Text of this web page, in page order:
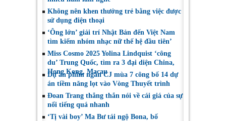
Không nên khen thưởng trẻ bằng việc được
sử dụng điện thoại
‘Ông lớn’ giải trí Nhật Bản đến Việt Nam
tìm kiếm nhóm nhạc nữ thế hệ đầu tiên’
Miss Cosmo 2025 Yolina Lindquist ‘công
du’ Trung Quốc, tìm ra 3 đại diện China,
Hong Kong, Macau
Dự án phim ngắn CJ mùa 7 công bố 14 dự
án tiềm năng lọt vào Vòng Thuyết trình
Đoan Trang thẳng thắn nói về cái giá của sự
nổi tiếng quá nhanh
‘Tị vài boy’ Ma Bư tái ngộ Bona, bố